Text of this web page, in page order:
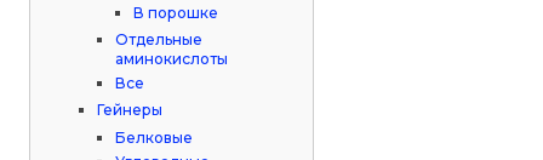
В порошке
Отдельные
аминокислоты
Все
Гейнеры
Белковые